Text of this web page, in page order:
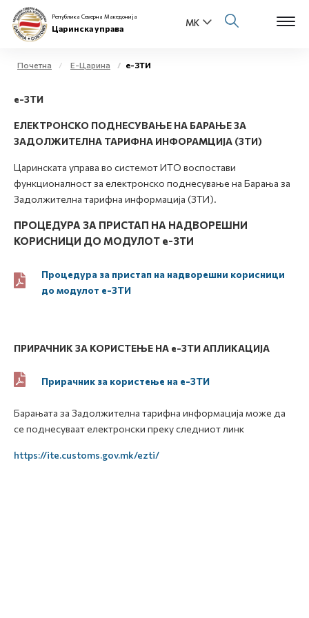
За нас
Бизнис заедница
Е-Царина
Медиа центар
Контакт
Република Северна Македонија
Царинска управа
Почетна Е-Царина е-ЗТИ
е-ЗТИ
ЕЛЕКТРОНСКО ПОДНЕСУВАЊЕ НА БАРАЊЕ ЗА
ЗАДОЛЖИТЕЛНА ТАРИФНА ИНФОРАМЦИЈА (ЗТИ)
Царинската управа во системот ИТO воспостави
функционалност за електронско поднесување на Барања за
Задолжителна тарифна информација (ЗТИ).
ПРОЦЕДУРА ЗА ПРИСТАП НА НАДВОРЕШНИ
КОРИСНИЦИ ДО МОДУЛОТ е-ЗТИ
Процедура за пристап на надворешни корисници
до модулот е-ЗТИ
ПРИРАЧНИК ЗА КОРИСТЕЊЕ НА e-ЗТИАПЛИКАЦИЈА
Прирачник за користење на е-ЗТИ
Барањата за Задолжителна тарифна информација може да
се поднесуваат електронски преку следниот линк
https://ite.customs.gov.mk/ezti/